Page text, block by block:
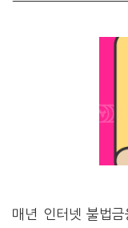
매년 인터넷 불법